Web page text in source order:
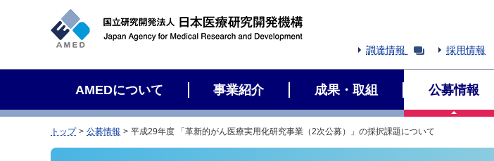
調達情報 採用情報
AMEDについて 事業紹介 成果・取組 公募情報
トップ 公募情報 平成29年度 「革新的がん医療実用化研究事業（2次公募）」の採択課題について